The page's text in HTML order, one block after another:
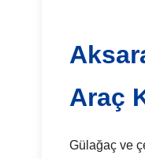
Araç
Gülağaç ve